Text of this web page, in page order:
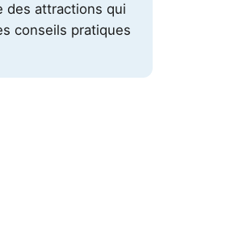
des attractions qui
conseils pratiques